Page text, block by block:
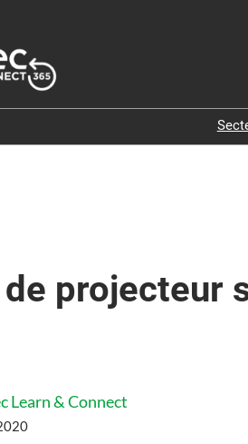
de projecteur
Learn & Connect